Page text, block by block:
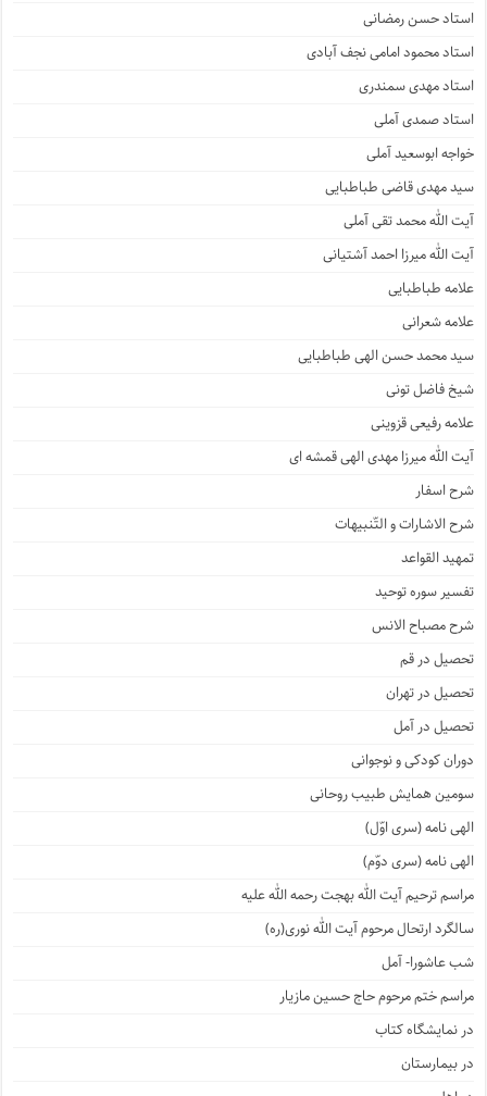
استاد حسن رمضانی
استاد محمود امامی نجف آبادی
استاد مهدی سمندری
استاد صمدی آملی
خواجه ابوسعید آملی
سید مهدی قاضی طباطبایی
آیت الله محمد تقی آملی
آیت الله میرزا احمد آشتیانی
علامه طباطبایی
علامه شعرانی
سید محمد حسن الهی طباطبایی
شیخ فاضل تونی
علامه رفیعی قزوینی
آیت الله میرزا مهدی الهی قمشه ای
شرح اسفار
شرح الاشارات و التّنبیهات
تمهید القواعد
تفسیر سوره توحید
شرح مصباح الانس
تحصیل در قم
تحصیل در تهران
تحصیل در آمل
دوران کودکی و نوجوانی
سومین همایش طبیب روحانی
الهی نامه (سری اوّل)
الهی نامه (سری دوّم)
مراسم ترحیم آیت الله بهجت رحمه الله علیه
سالگرد ارتحال مرحوم آیت الله نوری(ره)
شب عاشورا- آمل
مراسم ختم مرحوم حاج حسین مازیار
در نمایشگاه کتاب
در بیمارستان